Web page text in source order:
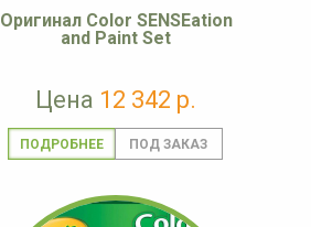
Оригинал Color SENSEation
and Paint Set
Цена 12 342 р.
ПОДРОБНЕЕ